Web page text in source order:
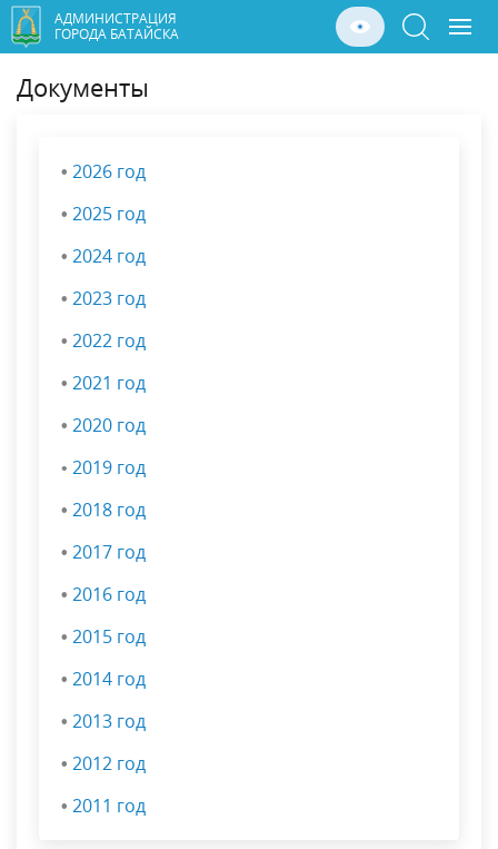
АДМИНИСТРАЦИЯ
ГОРОДА БАТАЙСКА
Документы
• 2026 год
• 2025 год
• 2024 год
• 2023 год
• 2022 год
• 2021 год
• 2020 год
• 2019 год
• 2018 год
• 2017 год
• 2016 год
• 2015 год
• 2014 год
• 2013 год
• 2012 год
• 2011 год